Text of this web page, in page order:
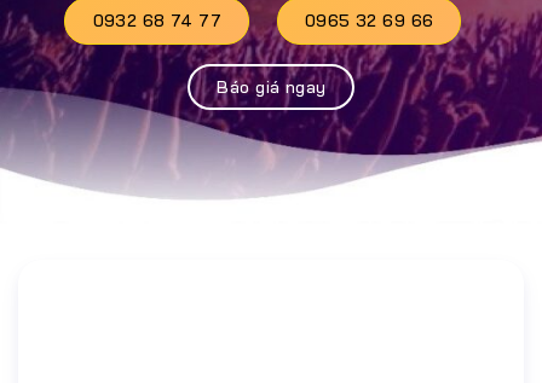
0932 68 74 77 0965 32 69 66
Báo giá ngay